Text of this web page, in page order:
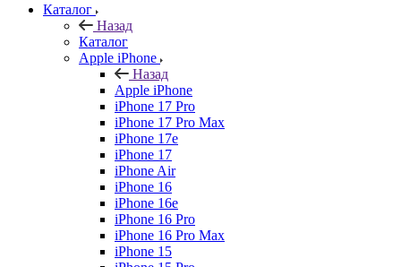
Каталог
Назад
Каталог
Apple iPhone
Назад
Apple iPhone
iPhone 17 Pro
iPhone 17 Pro Max
iPhone 17e
iPhone 17
iPhone Air
iPhone 16
iPhone 16e
iPhone 16 Pro
iPhone 16 Pro Max
iPhone 15